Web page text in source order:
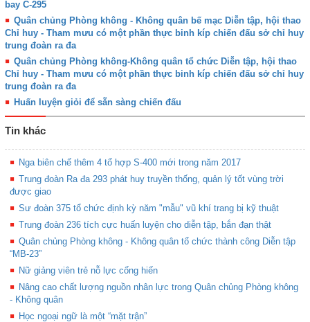
bay C-295
Quân chủng Phòng không - Không quân bế mạc Diễn tập, hội thao
Chỉ huy - Tham mưu có một phần thực binh kíp chiến đấu sở chỉ huy
trung đoàn ra đa
Quân chủng Phòng không-Không quân tổ chức Diễn tập, hội thao
Chỉ huy - Tham mưu có một phần thực binh kíp chiến đấu sở chỉ huy
trung đoàn ra đa
Huấn luyện giỏi để sẵn sàng chiến đấu
Tin khác
Nga biên chế thêm 4 tổ hợp S-400 mới trong năm 2017
Trung đoàn Ra đa 293 phát huy truyền thống, quản lý tốt vùng trời
được giao
Sư đoàn 375 tổ chức định kỳ năm "mẫu" vũ khí trang bị kỹ thuật
Trung đoàn 236 tích cực huấn luyện cho diễn tập, bắn đạn thật
Quân chủng Phòng không - Không quân tổ chức thành công Diễn tập
“MB-23”
Nữ giảng viên trẻ nỗ lực cống hiến
Nâng cao chất lượng nguồn nhân lực trong Quân chủng Phòng không
- Không quân
Học ngoại ngữ là một “mặt trận”